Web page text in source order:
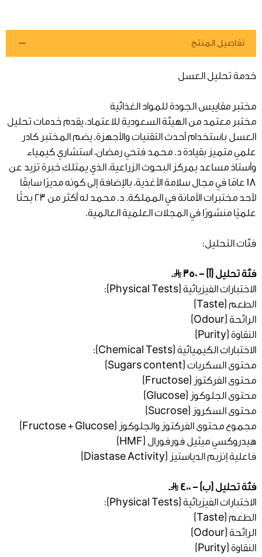
تفاصيل المنتج
خدمة تحليل العسل
مختبر مقاييس الجودة للمواد الغذائية
مختبر معتمد من الهيئة السعودية للاعتماد، يقدم خدمات تحليل
العسل باستخدام أحدث التقنيات والأجهزة. يضم المختبر كادر
علمي متميز بقيادة د. محمد فتحي رمضان، استشاري كيمياء
وأستاذ مساعد بمركز البحوث الزراعية، الذي يمتلك خبرة تزيد عن
18 عامًا في مجال سلامة الأغذية، بالإضافة إلى كونه مديرًا سابقًا
لأحد مختبرات الأمانة في المملكة. د. محمد له أكثر من 23 بحثًا
علميًا منشورًا في المجلات العلمية العالمية.
فئات التحليل:
فئة تحليل (أ) - 350
.
الاختبارات الفيزيائية (Physical Tests):
الطعم (Taste)
الرائحة (Odour)
النقاوة (Purity)
الاختبارات الكيميائية (Chemical Tests):
محتوى السكريات (Sugars content)
محتوى الفركتوز (Fructose)
محتوى الجلوكوز (Glucose)
محتوى السكروز (Sucrose)
مجموع محتوى الفركتوز والجلوكوز (Fructose + Glucose)
هيدروكسي ميثيل فورفورال (HMF)
فاعلية إنزيم الدياستيز (Diastase Activity)
فئة تحليل (ب) - 400
.
الاختبارات الفيزيائية (Physical Tests):
الطعم (Taste)
الرائحة (Odour)
النقاوة (Purity)